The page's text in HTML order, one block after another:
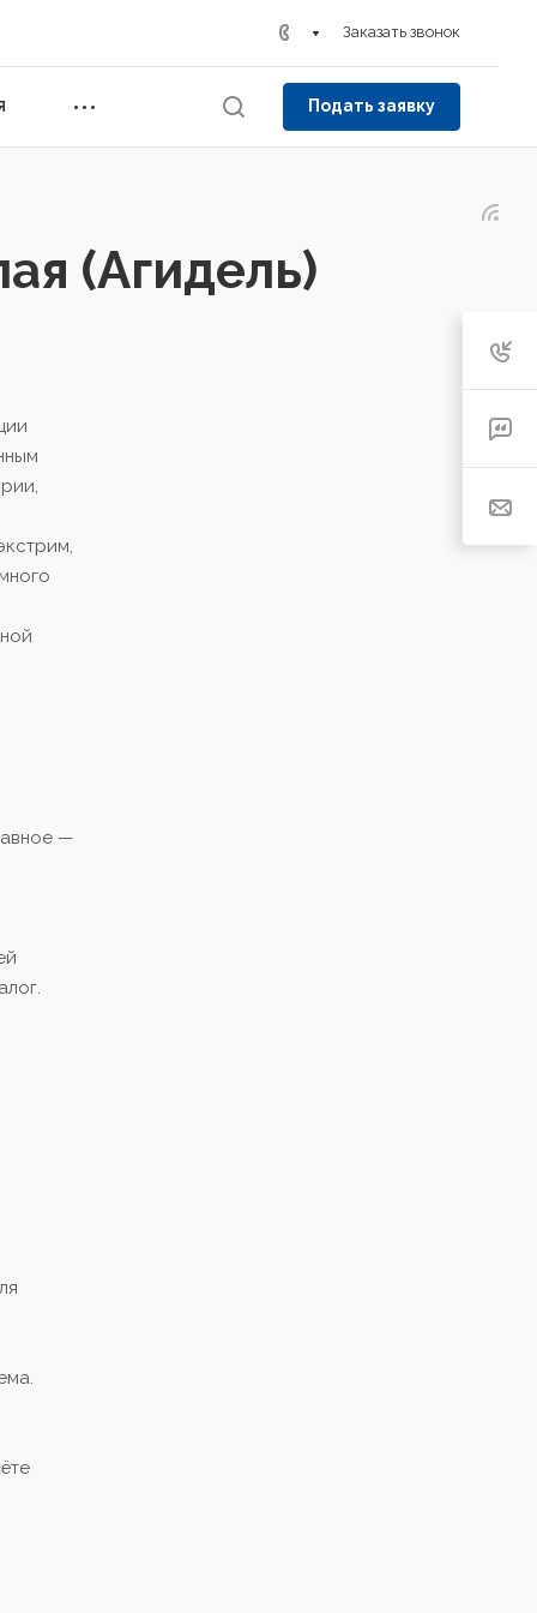
Заказать звонок
Подать заявку
(Агидель)
—